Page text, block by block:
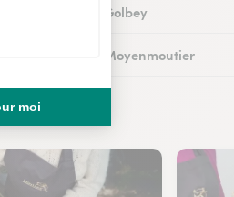
Fleuristes à Golbey
Fleuristes à Moyenmoutier